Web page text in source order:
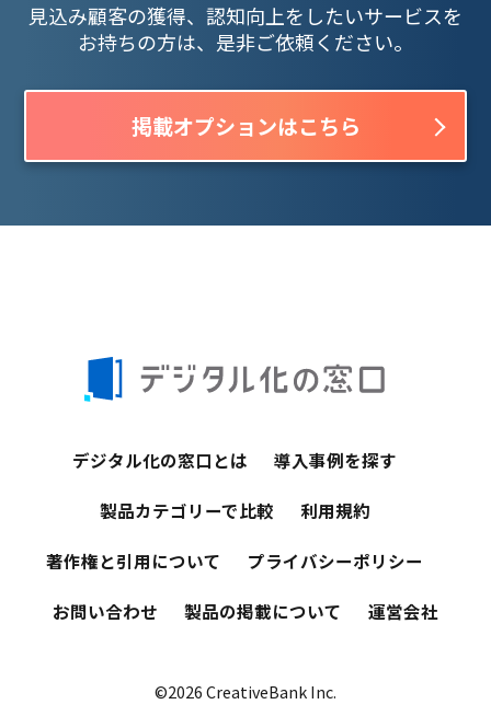
見込み顧客の獲得、認知向上をしたいサービスを
お持ちの方は、是非ご依頼ください。
掲載オプションはこちら
デジタル化の窓口とは 導入事例を探す
製品カテゴリーで比較 利用規約
著作権と引用について プライバシーポリシー
お問い合わせ 製品の掲載について 運営会社
©2026 CreativeBank Inc.